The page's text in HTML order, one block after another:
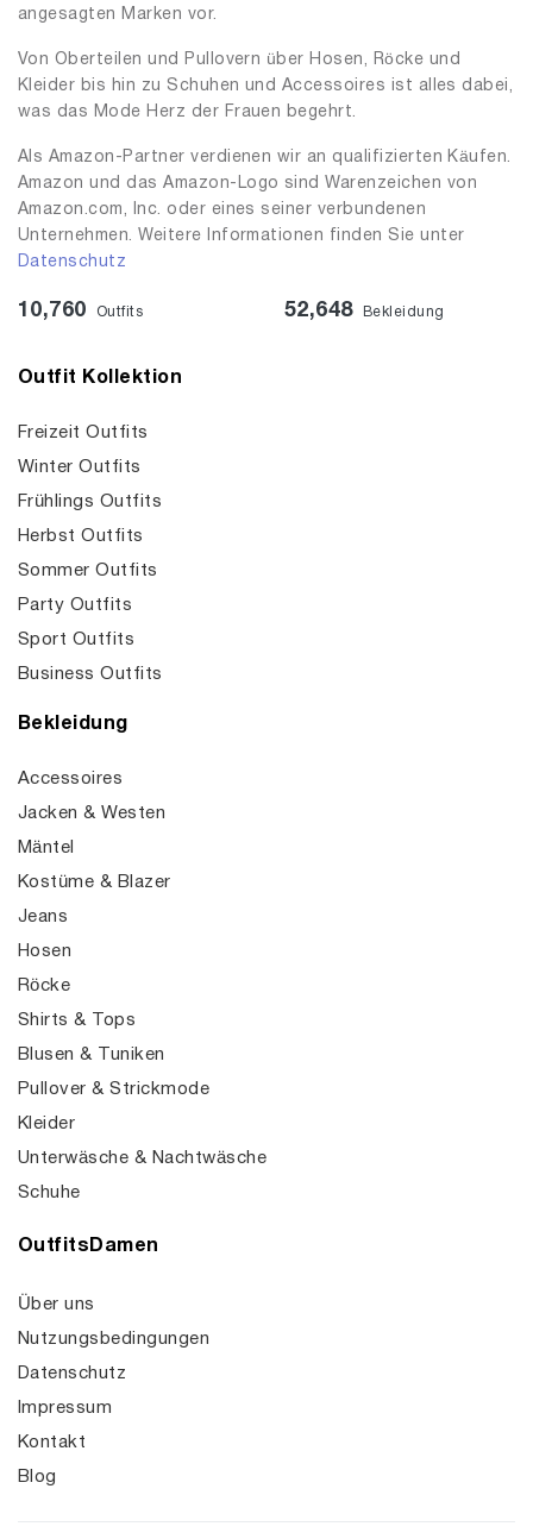
angesagten Marken vor.
Von Oberteilen und Pullovern über Hosen, Röcke und
Kleider bis hin zu Schuhen und Accessoires ist alles dabei,
was das Mode Herz der Frauen begehrt.
Als Amazon-Partner verdienen wir an qualifizierten Käufen.
Amazon und das Amazon-Logo sind Warenzeichen von
Amazon.com, Inc. oder eines seiner verbundenen
Unternehmen. Weitere Informationen finden Sie unter
Datenschutz
10,760 Outfits 52,648 Bekleidung
Outfit Kollektion
Freizeit Outfits
Winter Outfits
Frühlings Outfits
Herbst Outfits
Sommer Outfits
Party Outfits
Sport Outfits
Business Outfits
Bekleidung
Accessoires
Jacken & Westen
Mäntel
Kostüme & Blazer
Jeans
Hosen
Röcke
Shirts & Tops
Blusen & Tuniken
Pullover & Strickmode
Kleider
Unterwäsche & Nachtwäsche
Schuhe
OutfitsDamen
Über uns
Nutzungsbedingungen
Datenschutz
Impressum
Kontakt
Blog